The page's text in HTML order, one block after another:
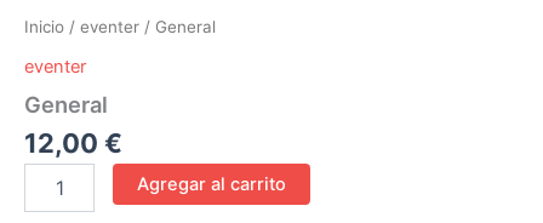
Inicio / eventer / General
eventer
General
12,00 €
Agregar al carrito